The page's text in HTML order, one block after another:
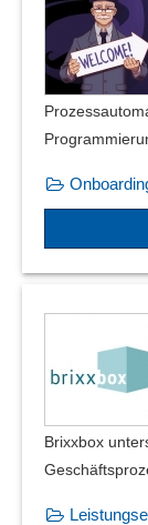
Brixxbox